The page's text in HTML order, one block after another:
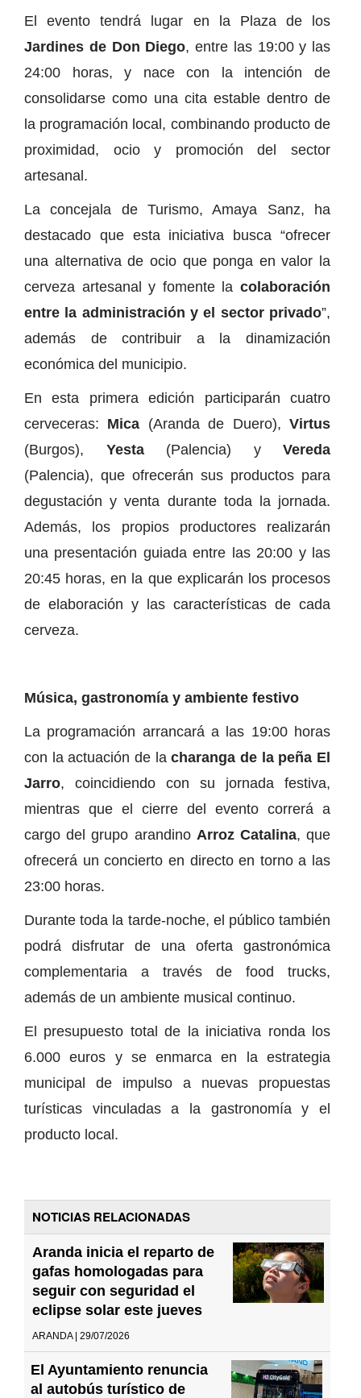
El evento tendrá lugar en la Plaza de los
Jardines de Don Diego, entre las 19:00 y las
24:00 horas, y nace con la intención de
consolidarse como una cita estable dentro de
la programación local, combinando producto de
proximidad, ocio y promoción del sector
artesanal.
La concejala de Turismo, Amaya Sanz, ha
destacado que esta iniciativa busca “ofrecer
una alternativa de ocio que ponga en valor la
cerveza artesanal y fomente la colaboración
entre la administración y el sector privado”,
además de contribuir a la dinamización
económica del municipio.
En esta primera edición participarán cuatro
cerveceras: Mica (Aranda de Duero),Virtus
(Burgos), Yesta (Palencia) yVereda
(Palencia), que ofrecerán sus productos para
degustación y venta durante toda la jornada.
Además, los propios productores realizarán
una presentación guiada entre las 20:00 y las
20:45 horas, en la que explicarán los procesos
de elaboración y las características de cada
cerveza.
Música, gastronomía y ambiente festivo
La programación arrancará a las 19:00 horas
con la actuación de lacharanga de la peña El
Jarro, coincidiendo con su jornada festiva,
mientras que el cierre del evento correrá a
cargo del grupo arandino Arroz Catalina, que
ofrecerá un concierto en directo en torno a las
23:00 horas.
Durante toda la tarde-noche, el público también
podrá disfrutar de una oferta gastronómica
complementaria a través de food trucks,
además de un ambiente musical continuo.
El presupuesto total de la iniciativa ronda los
6.000 euros y se enmarca en la estrategia
municipal de impulso a nuevas propuestas
turísticas vinculadas a la gastronomía y el
producto local.
NOTICIAS RELACIONADAS
Aranda inicia el reparto de
gafas homologadas para
seguir con seguridad el
eclipse solar este jueves
ARANDA | 29/07/2026
El Ayuntamiento renuncia
al autobús turístico de